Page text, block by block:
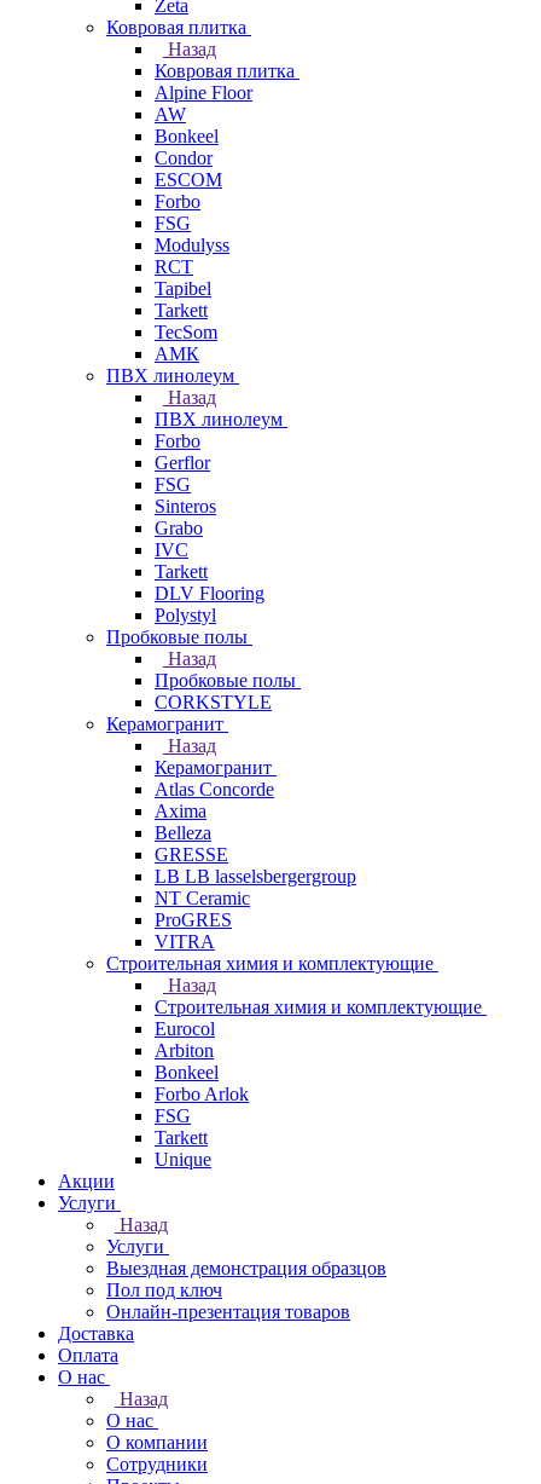
Zeta
Ковровая плитка
Назад
Ковровая плитка
Alpine Floor
AW
Bonkeel
Condor
ESCOM
Forbo
FSG
Modulyss
RCT
Tapibel
Tarkett
TecSom
АМК
ПВХ линолеум
Назад
ПВХ линолеум
Forbo
Gerflor
FSG
Sinteros
Grabo
IVC
Tarkett
DLV Flooring
Polystyl
Пробковые полы
Назад
Пробковые полы
CORKSTYLE
Керамогранит
Назад
Керамогранит
Atlas Concorde
Axima
Belleza
GRESSE
LB LB lasselsbergergroup
NT Ceramic
ProGRES
VITRA
Строительная химия и комплектующие
Назад
Строительная химия и комплектующие
Eurocol
Arbiton
Bonkeel
Forbo Arlok
FSG
Tarkett
Unique
Акции
Услуги
Назад
Услуги
Выездная демонстрация образцов
Пол под ключ
Онлайн-презентация товаров
Доставка
Оплата
О нас
Назад
О нас
О компании
Сотрудники